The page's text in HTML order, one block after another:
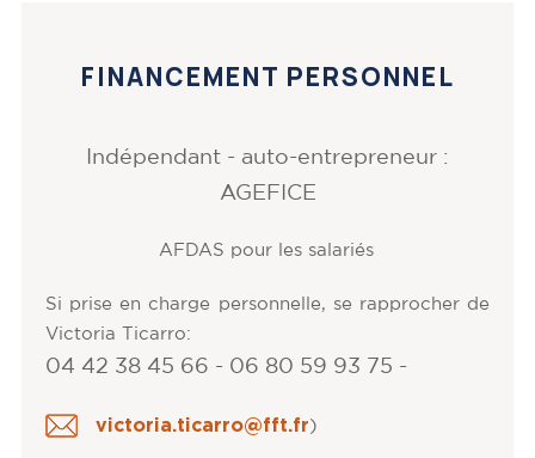
FINANCEMENT PERSONNEL
Indépendant - auto-entrepreneur :
AGEFICE
AFDAS pour les salariés
Si prise en charge personnelle, se rapprocher de
Victoria Ticarro:
04 42 38 45 66 - 06 80 59 93 75 -
victoria.ticarro@fft.fr)